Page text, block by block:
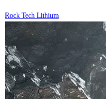
Rock Tech Lithium